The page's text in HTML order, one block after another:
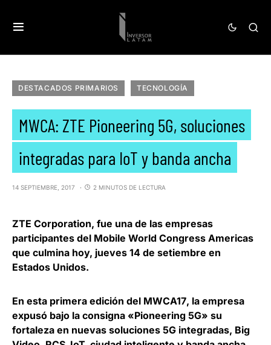
DESTACADOS PRIMARIOS TECNOLOGÍA
MWCA: ZTE Pioneering 5G, soluciones
integradas para IoT y banda ancha
14 SEPTIEMBRE, 2017 2 MINUTOS DE LECTURA
ZTE Corporation, fue una de las empresas
participantes del Mobile World Congress Americas
que culmina hoy, jueves 14 de setiembre en
Estados Unidos.
En esta primera edición del MWCA17, la empresa
expusó bajo la consigna «Pioneering 5G» su
fortaleza en nuevas soluciones 5G integradas, Big